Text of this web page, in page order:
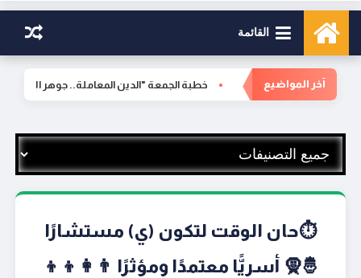
القائمة
آخر المواضيع • خطبة الجمعة "الدين المعاملة.. جوهر الإسلام
⏱حان الوقت لتكون (ي) مستشارًا
🤴🧕 أسريًّا معتمدًا ومؤثرًا 👨‍👩‍👦‍👦